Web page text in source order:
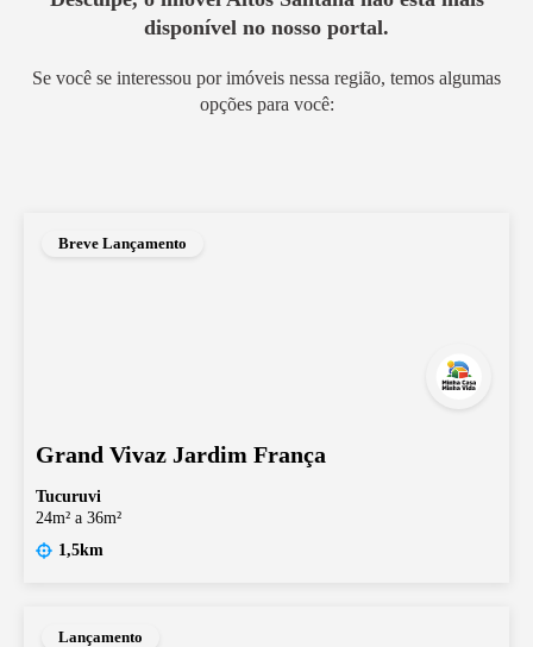
disponível no nosso portal.
Se você se interessou por imóveis nessa região, temos algumas
opções para você:
Breve Lançamento
Grand Vivaz Jardim França
Tucuruvi
24m² a 36m²
1,5km
Lançamento